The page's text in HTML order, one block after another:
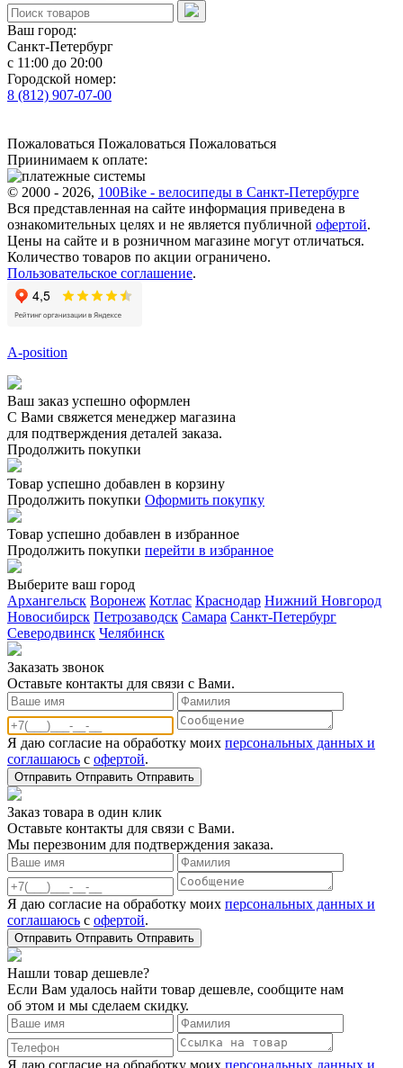
Ваш город:
Санкт-Петербург
с 11:00 до 20:00
Городской номер:
8 (812) 907-07-00
Пожаловаться Пожаловаться Пожаловаться
Приинимаем к оплате:
© 2000 - 2026, 100Bike - велосипеды в Санкт-Петербурге
Вся представленная на сайте информация приведена в
ознакомительных целях и не является публичной офертой.
Цены на сайте и в розничном магазине могут отличаться.
Количество товаров по акции ограничено.
Пользовательское соглашение.
A-position
Ваш заказ успешно оформлен
С Вами свяжется менеджер магазина
для подтверждения деталей заказа.
Продолжить покупки
Товар успешно добавлен в корзину
Продолжить покупки Оформить покупку
Товар успешно добавлен в избранное
Продолжить покупки перейти в избранное
Выберите ваш город
Архангельск Воронеж Котлас Краснодар Нижний Новгород
Новосибирск Петрозаводск Самара Санкт-Петербург
Северодвинск Челябинск
Заказать звонoк
Оставьте контакты для связи с Вами.
Я даю согласие на обработку моих персональных данных и
соглашаюсь с офертой.
Отправить Отправить Отправить
Заказ товара в один клик
Оставьте контакты для связи с Вами.
Мы перезвоним для подтверждения заказа.
Я даю согласие на обработку моих персональных данных и
соглашаюсь с офертой.
Отправить Отправить Отправить
Нашли товар дешевле?
Если Вам удалось найти товар дешевле, сообщите нам
об этом и мы сделаем скидку.
Я даю согласие на обработку моих персональных данных и